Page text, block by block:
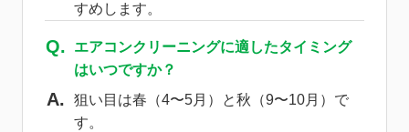
すめします。
エアコンクリーニングに適したタイミング
はいつですか？
狙い目は春（4〜5月）と秋（9〜10月）で
す。